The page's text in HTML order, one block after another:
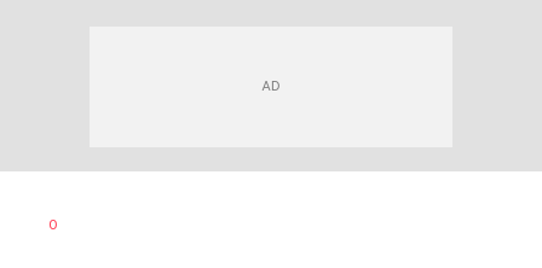
AUTOR
0